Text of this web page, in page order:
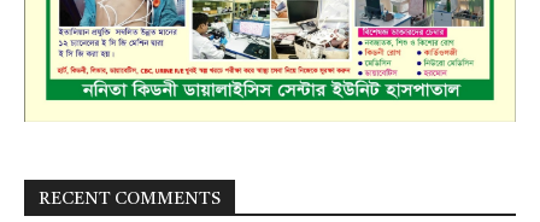
RECENT COMMENTS